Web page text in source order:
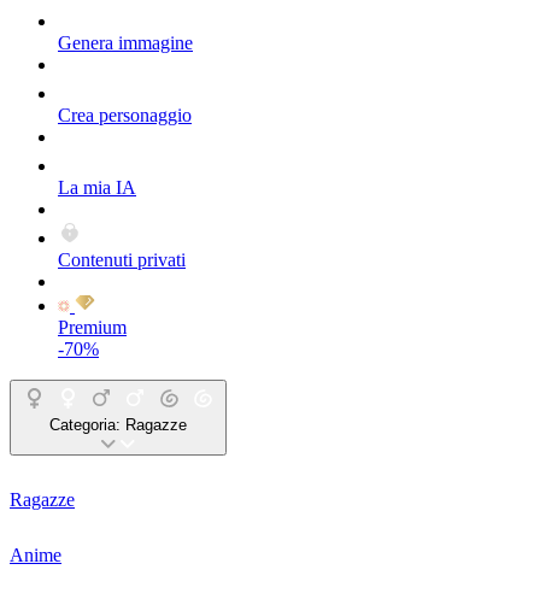
Genera immagine
Crea personaggio
La mia IA
Contenuti privati
Premium
-70%
Categoria: Ragazze
Ragazze
Anime